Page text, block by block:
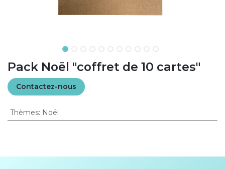
Pack Noël "coffret de 10 cartes"
Contactez-nous
Thèmes: Noël